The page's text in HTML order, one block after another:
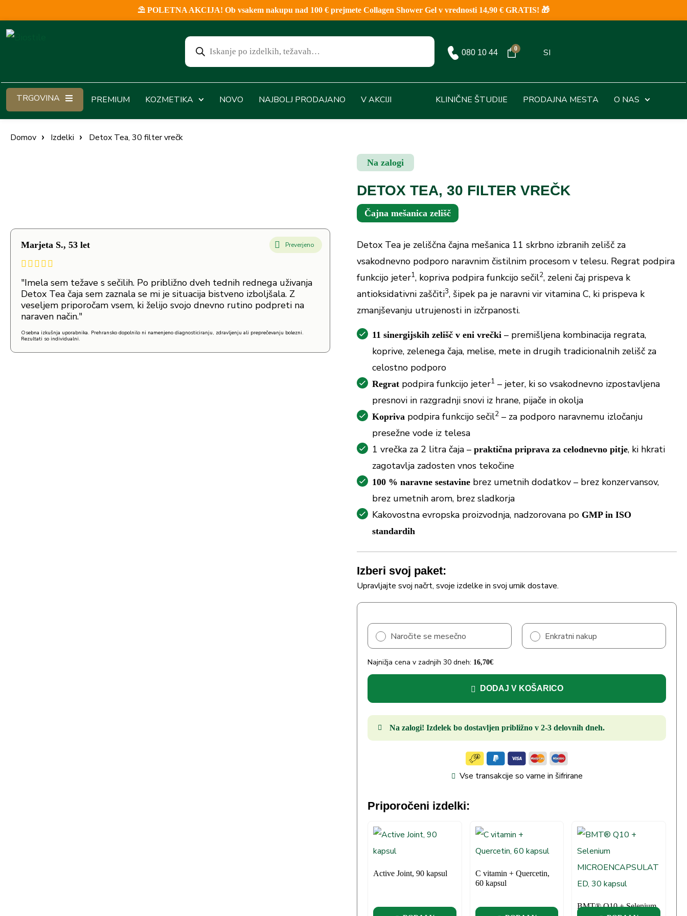
⛱️ POLETNA AKCIJA! Ob vsakem nakupu nad 100 € prejmete Collagen Shower Gel v vrednosti 14,90 € GRATIS! 🎁
080 10 44 0 SI
TRGOVINA PREMIUM KOZMETIKA NOVO NAJBOLJ PRODAJANO V AKCIJI KLINIČNE ŠTUDIJE PRODAJNA MESTA O NAS
Domov Izdelki Detox Tea, 30 filter vrečk
Marjeta S., 53 let Preverjeno
"Imela sem težave s sečilih. Po približno dveh tednih rednega uživanja
Detox Tea čaja sem zaznala se mi je situacija bistveno izboljšala. Z
veseljem priporočam vsem, ki želijo svojo dnevno rutino podpreti na
naraven način."
Osebna izkušnja uporabnika. Prehransko dopolnilo ni namenjeno diagnosticiranju, zdravljenju ali preprečevanju bolezni.
Rezultati so individualni.
Na zalogi
DETOX TEA, 30 FILTER VREČK
Čajna mešanica zelišč
Detox Tea je zeliščna čajna mešanica 11 skrbno izbranih zelišč za
vsakodnevno podporo naravnim čistilnim procesom v telesu. Regrat podpira
funkcijo jeter1, kopriva podpira funkcijo sečil2, zeleni čaj prispeva k
antioksidativni zaščiti3, šipek pa je naravni vir vitamina C, ki prispeva k
zmanjševanju utrujenosti in izčrpanosti.
11 sinergijskih zelišč v eni vrečki – premišljena kombinacija regrata,
koprive, zelenega čaja, melise, mete in drugih tradicionalnih zelišč za
celostno podporo
Regrat podpira funkcijo jeter1 – jeter, ki so vsakodnevno izpostavljena
presnovi in razgradnji snovi iz hrane, pijače in okolja
Kopriva podpira funkcijo sečil2 – za podporo naravnemu izločanju
presežne vode iz telesa
1 vrečka za 2 litra čaja –praktična priprava za celodnevno pitje, ki hkrati
zagotavlja zadosten vnos tekočine
100 % naravne sestavine brez umetnih dodatkov – brez konzervansov,
brez umetnih arom, brez sladkorja
Kakovostna evropska proizvodnja, nadzorovana po GMP in ISO
standardih
Izberi svoj paket:
Upravljajte svoj načrt, svoje izdelke in svoj urnik dostave.
Enkratni nakup
Naročite se mesečno
Najnižja cena v zadnjih 30 dneh: 16,70€
DODAJ V KOŠARICO
Na zalogi! Izdelek bo dostavljen približno v 2-3 delovnih dneh.
Vse transakcije so varne in šifrirane
Priporočeni izdelki:
Active Joint, 90 kapsul
C vitamin + Quercetin,
60 kapsul
BMT® Q10 + Selenium